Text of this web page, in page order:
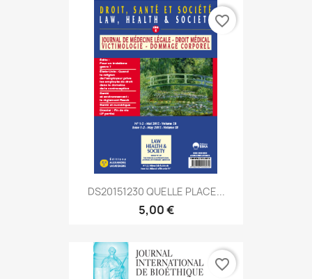
DS20151230 QUELLE PLACE...
5,00 €
favorite_border
favorite_border